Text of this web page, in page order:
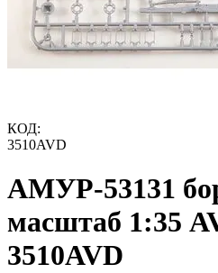
КОД:
3510AVD
АМУР-53131
масштаб 1:35
3510AVD